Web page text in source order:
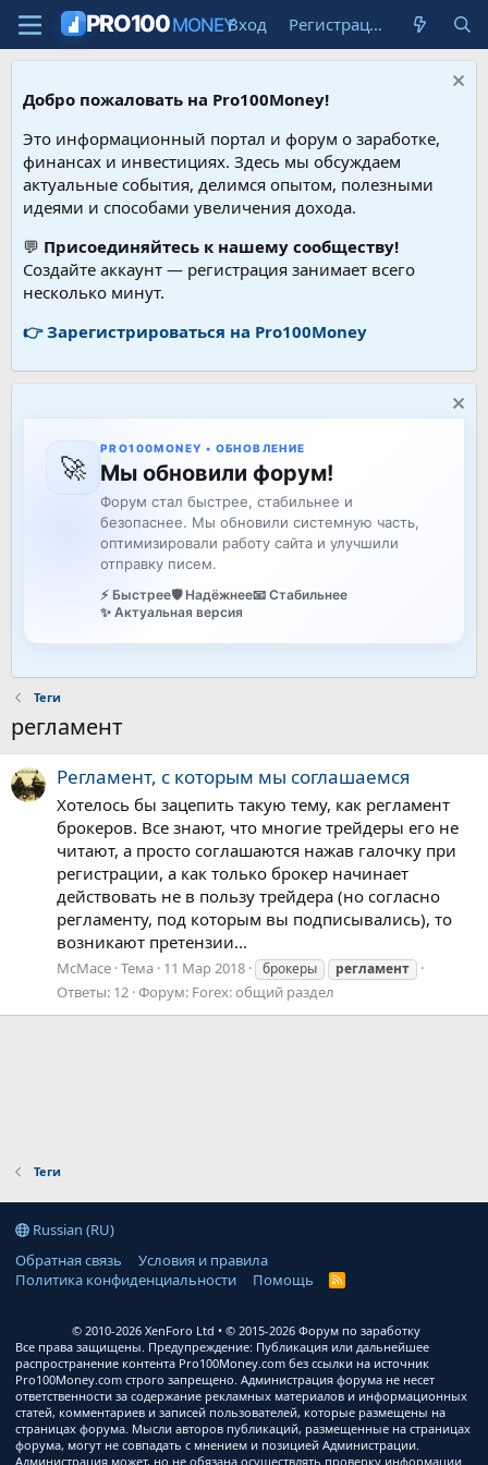
PRO100MONEYВход Регистрация
Добро пожаловать на Pro100Money!
Это информационный портал и форум о заработке,
финансах и инвестициях. Здесь мы обсуждаем
актуальные события, делимся опытом, полезными
идеями и способами увеличения дохода.
💬 Присоединяйтесь к нашему сообществу!
Создайте аккаунт — регистрация занимает всего
несколько минут.
👉 Зарегистрироваться на Pro100Money
🚀
PRO100MONEY • ОБНОВЛЕНИЕ
Мы обновили форум!
Форум стал быстрее, стабильнее и
безопаснее. Мы обновили системную часть,
оптимизировали работу сайта и улучшили
отправку писем.
⚡ Быстрее🛡️ Надёжнее📧 Стабильнее
✨ Актуальная версия
Теги
регламент
Регламент, с которым мы соглашаемся
Хотелось бы зацепить такую тему, как регламент
брокеров. Все знают, что многие трейдеры его не
читают, а просто соглашаются нажав галочку при
регистрации, а как только брокер начинает
действовать не в пользу трейдера (но согласно
регламенту, под которым вы подписывались), то
возникают претензии...
McMace Тема 11 Мар 2018 брокеры регламент
Ответы: 12 Форум: Forex: общий раздел
Теги
Russian (RU)
Обратная связь
Условия и правила
Политика конфиденциальности
Помощь
R
© 2010-2026 XenForo Ltd
© 2015-2026 Форум по заработку
Все права защищены. Предупреждение: Публикация или дальнейшее
распространение контента Pro100Money.com без ссылки на источник
Pro100Money.com строго запрещено. Администрация форума не несет
ответственности за содержание рекламных материалов и информационных
статей, комментариев и записей пользователей, которые размещены на
страницах форума. Мысли авторов публикаций, размещенные на страницах
форума, могут не совпадать с мнением и позицией Администрации.
Администрация может, но не обязана осуществлять проверку информации